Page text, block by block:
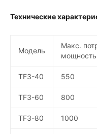
Технические
Модель
Макс.
TF3-40 550
TF3-60 800
TF3-80 1000